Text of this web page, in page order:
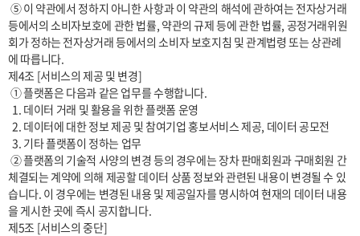
등에서의 소비자보호에 관한 법률, 약관의 규제 등에 관한 법률, 공정거래위원
회가 정하는 전자상거래 등에서의 소비자 보호지침 및 관계법령 또는 상관례
에 따릅니다.
제4조 [서비스의 제공 및 변경]
  2. 데이터에 대한 정보 제공 및 참여기업 홍보서비스 제공, 데이터 공모전
  3. 기타 플랫폼이 정하는 업무
체결되는 계약에 의해 제공할 데이터 상품 정보와 관련된 내용이 변경될 수 있
습니다. 이 경우에는 변경된 내용 및 제공일자를 명시하여 현재의 데이터 내용
을 게시한 곳에 즉시 공지합니다.
제5조 [서비스의 중단]